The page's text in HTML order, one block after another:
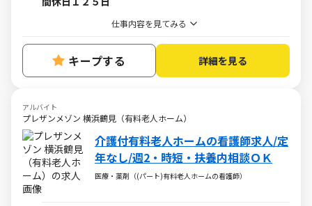
仕事内容を見てみる
キープする 詳細を見る
アルバイト
プレザンメゾン 横浜鶴見（有料老人ホーム）
介護付有料老人ホームの看護師求人/定
年なし/週2・時短・扶養内相談ＯＫ
医療・薬剤（(パート)有料老人ホームの看護師）